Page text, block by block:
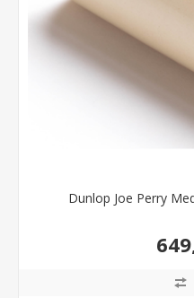
Dunlop Joe Perry